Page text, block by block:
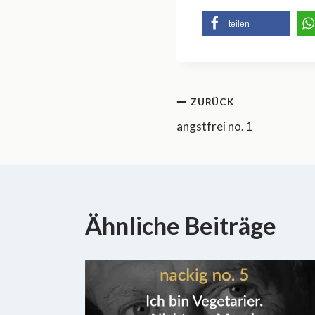
teilen
ZURÜCK
angstfrei no. 1
Ähnliche Beiträge